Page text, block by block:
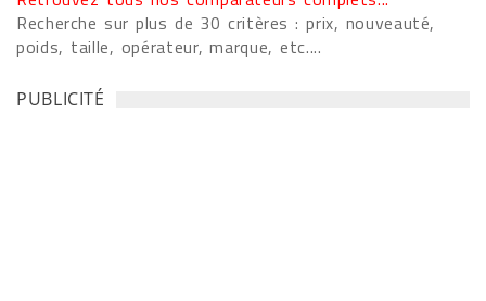
Recherche sur plus de 30 critères : prix, nouveauté,
poids, taille, opérateur, marque, etc....
PUBLICITÉ